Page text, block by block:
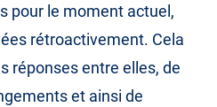
pour le moment actuel,
rétroactivement. Cela
réponses entre elles, de
et ainsi de